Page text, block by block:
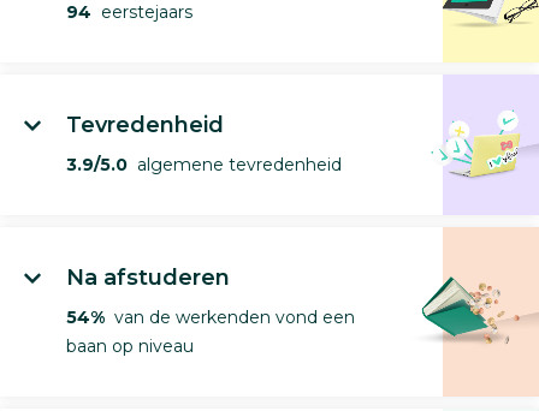
94 eerstejaars
Tevredenheid
3.9/5.0 algemene tevredenheid
Na afstuderen
54% van de werkenden vond een
baan op niveau